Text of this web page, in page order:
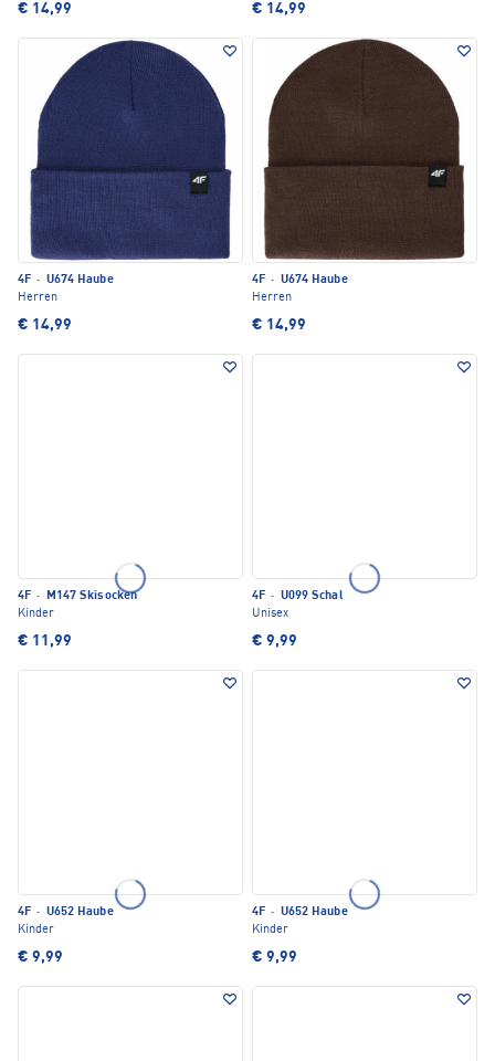
€ 14,99 € 14,99
4F · U674 Haube
Herren
€ 14,99
4F · U674 Haube
Herren
€ 14,99
4F ·
M147 Skisocken
Kinder
€ 11,99
4F · U099 Schal
Unisex
€ 9,99
4F · U652 Haube
Kinder
€ 9,99
4F · U652 Haube
Kinder
€ 9,99